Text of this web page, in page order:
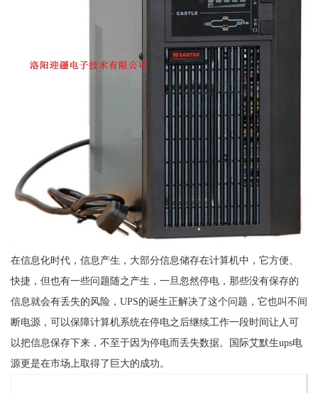
在信息化时代，信息产生，大部分信息储存在计算机中，它方便、
快捷，但也有一些问题随之产生，一旦忽然停电，那些没有保存的
信息就会有丢失的风险，UPS的诞生正解决了这个问题，它也叫不间
断电源，可以保障计算机系统在停电之后继续工作一段时间让人可
以把信息保存下来，不至于因为停电而丢失数据。国际艾默生ups电
源更是在市场上取得了巨大的成功。